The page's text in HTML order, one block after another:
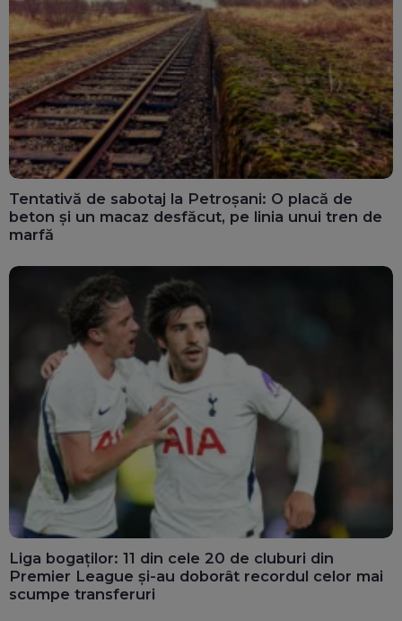
Tentativă de sabotaj la Petroșani: O placă de
beton și un macaz desfăcut, pe linia unui tren de
marfă
Liga bogaților: 11 din cele 20 de cluburi din
Premier League și-au doborât recordul celor mai
scumpe transferuri